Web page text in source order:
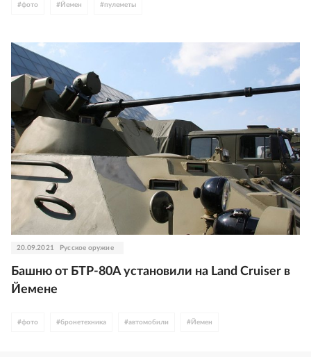
#фото # Йемен #пулеметы
20.09.2021 Русское оружие
Башню от БТР-80А установили на Land Cruiser в
Йемене
#фото #бронетехника #автомобили # Йемен